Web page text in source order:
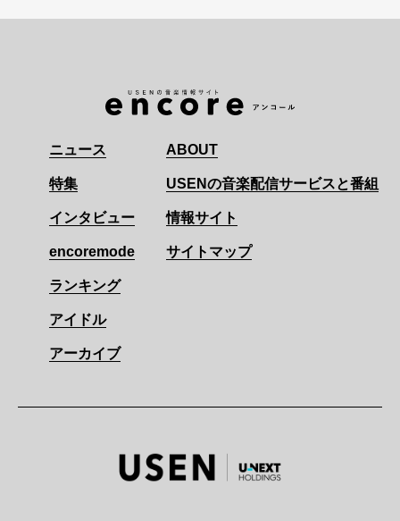
ニュース
特集
インタビュー
encoremode
ランキング
アイドル
アーカイブ
ABOUT
USENの音楽配信サービスと番組
情報サイト
サイトマップ